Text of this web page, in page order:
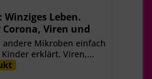
Winziges Leben.
Corona, Viren und
und wie wir uns
andere Mikroben einfach
erklärt. Viren,...